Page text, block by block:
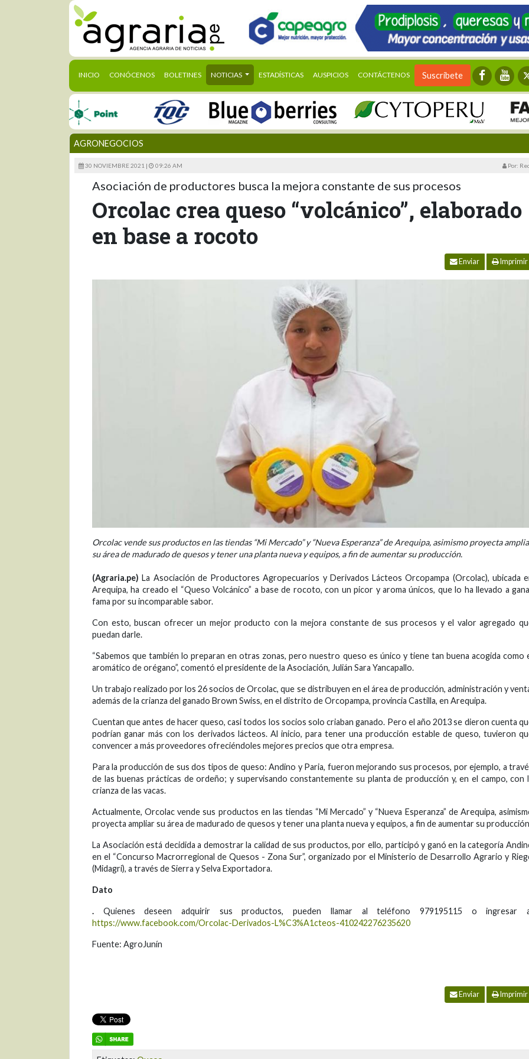
INICIO (CURRENT)
CONÓCENOS BOLETINES NOTICIAS ESTADÍSTICAS AUSPICIOS CONTÁCTENOS Suscríbete
AGRONEGOCIOS
30 NOVIEMBRE 2021 | 09:26 AM Por:
Asociación de productores busca la mejora constante de sus procesos
Orcolac crea queso “volcánico”, elaborado
en base a rocoto
Enviar Imprimir
Orcolac vende sus productos en las tiendas “Mi Mercado” y “Nueva Esperanza” de Arequipa, asimismo proyecta
su área de madurado de quesos y tener una planta nueva y equipos, a fin de aumentar su producción.
(Agraria.pe) La Asociación de Productores Agropecuarios y Derivados Lácteos Orcopampa (Orcolac), ubicada
Arequipa, ha creado el “Queso Volcánico” a base de rocoto, con un picor y aroma únicos, que lo ha llevado a
fama por su incomparable sabor.
Con esto, buscan ofrecer un mejor producto con la mejora constante de sus procesos y el valor agregado
puedan darle.
“Sabemos que también lo preparan en otras zonas, pero nuestro queso es único y tiene tan buena acogida como
aromático de orégano”, comentó el presidente de la Asociación, Julián Sara Yancapallo.
Un trabajo realizado por los 26 socios de Orcolac, que se distribuyen en el área de producción, administración y
además de la crianza del ganado Brown Swiss, en el distrito de Orcopampa, provincia Castilla, en Arequipa.
Cuentan que antes de hacer queso, casi todos los socios solo criaban ganado. Pero el año 2013 se dieron cuenta
podrían ganar más con los derivados lácteos. Al inicio, para tener una producción estable de queso, tuvieron
convencer a más proveedores ofreciéndoles mejores precios que otra empresa.
Para la producción de sus dos tipos de queso: Andino y Paria, fueron mejorando sus procesos, por ejemplo, a
de las buenas prácticas de ordeño; y supervisando constantemente su planta de producción y, en el campo, con
crianza de las vacas.
Actualmente, Orcolac vende sus productos en las tiendas “Mi Mercado” y “Nueva Esperanza” de Arequipa,
proyecta ampliar su área de madurado de quesos y tener una planta nueva y equipos, a fin de aumentar su
La Asociación está decidida a demostrar la calidad de sus productos, por ello, participó y ganó en la categoría
en el “Concurso Macrorregional de Quesos - Zona Sur”, organizado por el Ministerio de Desarrollo Agrario y
(Midagri), a través de Sierra y Selva Exportadora.
Dato
. Quienes deseen adquirir sus productos, pueden llamar al teléfono 979195115 o ingresar
https://www.facebook.com/Orcolac-Derivados-L%C3%A1cteos-410242276235620
Fuente: AgroJunín
Enviar Imprimir